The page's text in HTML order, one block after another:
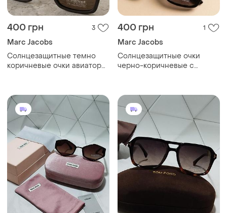
400 грн 3
Marc Jacobs
Солнцезащитные темно
коричневые очки авиаторы,
400 грн 1
Marc Jacobs
Солнцезащитные очки
черно-коричневые с
солнца черная оправа,
коричневая линза